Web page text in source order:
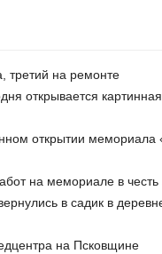
третий на ремонте
открывается
открытии
на мемориале в
в садик в
на Псковщине